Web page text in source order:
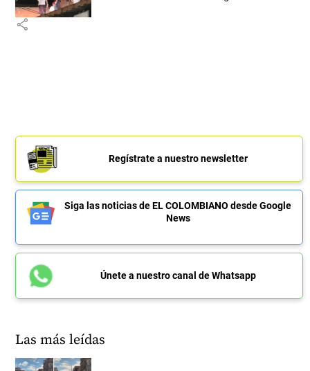
share
Regístrate a nuestro newsletter
Siga las noticias de EL COLOMBIANO desde Google
News
Únete a nuestro canal de Whatsapp
Las más leídas